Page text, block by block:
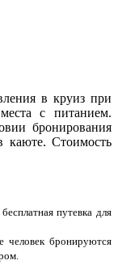
в круиз при
с питанием.
бронирования
каюте. Стоимость
путевка для
человек бронируются